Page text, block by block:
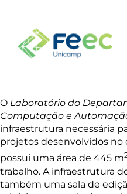
O Laboratório do
Computação e
infraestrutura necessária
projetos desenvolvidos
possui uma área de 445 m
trabalho. A infraestrutura
também uma sala de